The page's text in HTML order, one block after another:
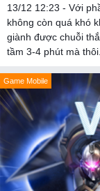
13/12 12:23 - Với
không còn quá khó
giành được chuỗi
tầm 3-4 phút mà thôi.
Game Mobile